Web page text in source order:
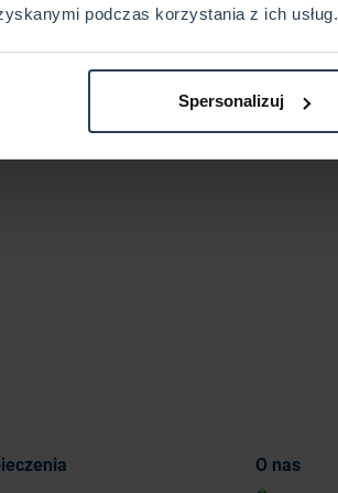
podczas korzystania z ich usług.
Spersonalizuj
na:
2022/
O nas